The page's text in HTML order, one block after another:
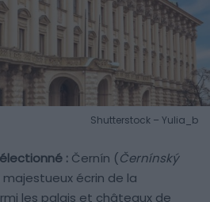
Shutterstock – Yulia_b
: Černín (Černínský
écrin de la
les palais et châteaux de